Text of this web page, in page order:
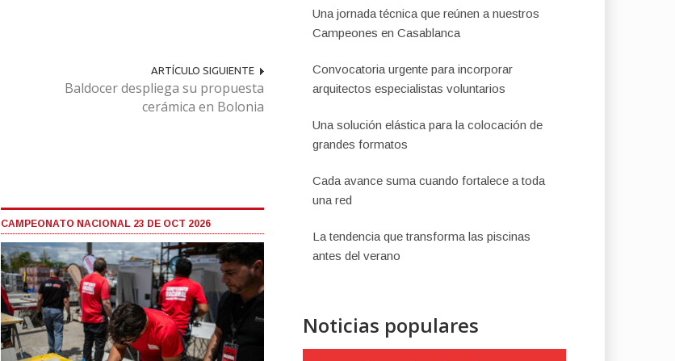
ARTÍCULO SIGUIENTE
Baldocer despliega su propuesta
cerámica en Bolonia
CAMPEONATO NACIONAL 23 DE OCT 2026
Una jornada técnica que reúnen a nuestros
Campeones en Casablanca
Convocatoria urgente para incorporar
arquitectos especialistas voluntarios
Una solución elástica para la colocación de
grandes formatos
Cada avance suma cuando fortalece a toda
una red
La tendencia que transforma las piscinas
antes del verano
Noticias populares